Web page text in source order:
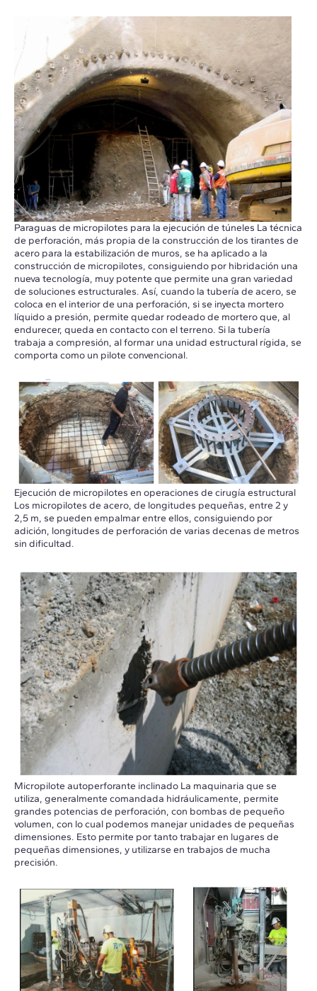
Paraguas de micropilotes para la ejecución de túneles La técnica
de perforación, más propia de la construcción de los tirantes de
acero para la estabilización de muros, se ha aplicado a la
construcción de micropilotes, consiguiendo por hibridación una
nueva tecnología, muy potente que permite una gran variedad
de soluciones estructurales. Así, cuando la tubería de acero, se
coloca en el interior de una perforación, si se inyecta mortero
líquido a presión, permite quedar rodeado de mortero que, al
endurecer, queda en contacto con el terreno. Si la tubería
trabaja a compresión, al formar una unidad estructural rígida, se
comporta como un pilote convencional.
Ejecución de micropilotes en operaciones de cirugía estructural
Los micropilotes de acero, de longitudes pequeñas, entre 2 y
2,5 m, se pueden empalmar entre ellos, consiguiendo por
adición, longitudes de perforación de varias decenas de metros
sin dificultad.
Micropilote autoperforante inclinado La maquinaria que se
utiliza, generalmente comandada hidráulicamente, permite
grandes potencias de perforación, con bombas de pequeño
volumen, con lo cual podemos manejar unidades de pequeñas
dimensiones. Esto permite por tanto trabajar en lugares de
pequeñas dimensiones, y utilizarse en trabajos de mucha
precisión.